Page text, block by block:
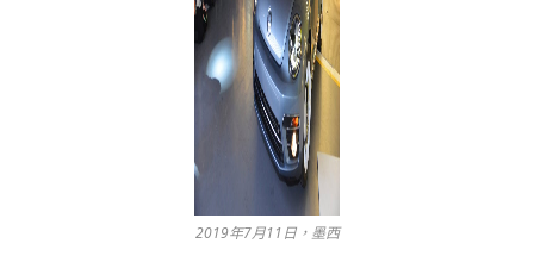
2019年7月11日，墨西